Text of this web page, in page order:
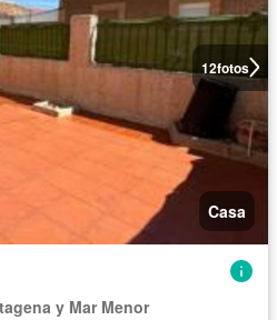
12fotos
Casa
y Mar Menor